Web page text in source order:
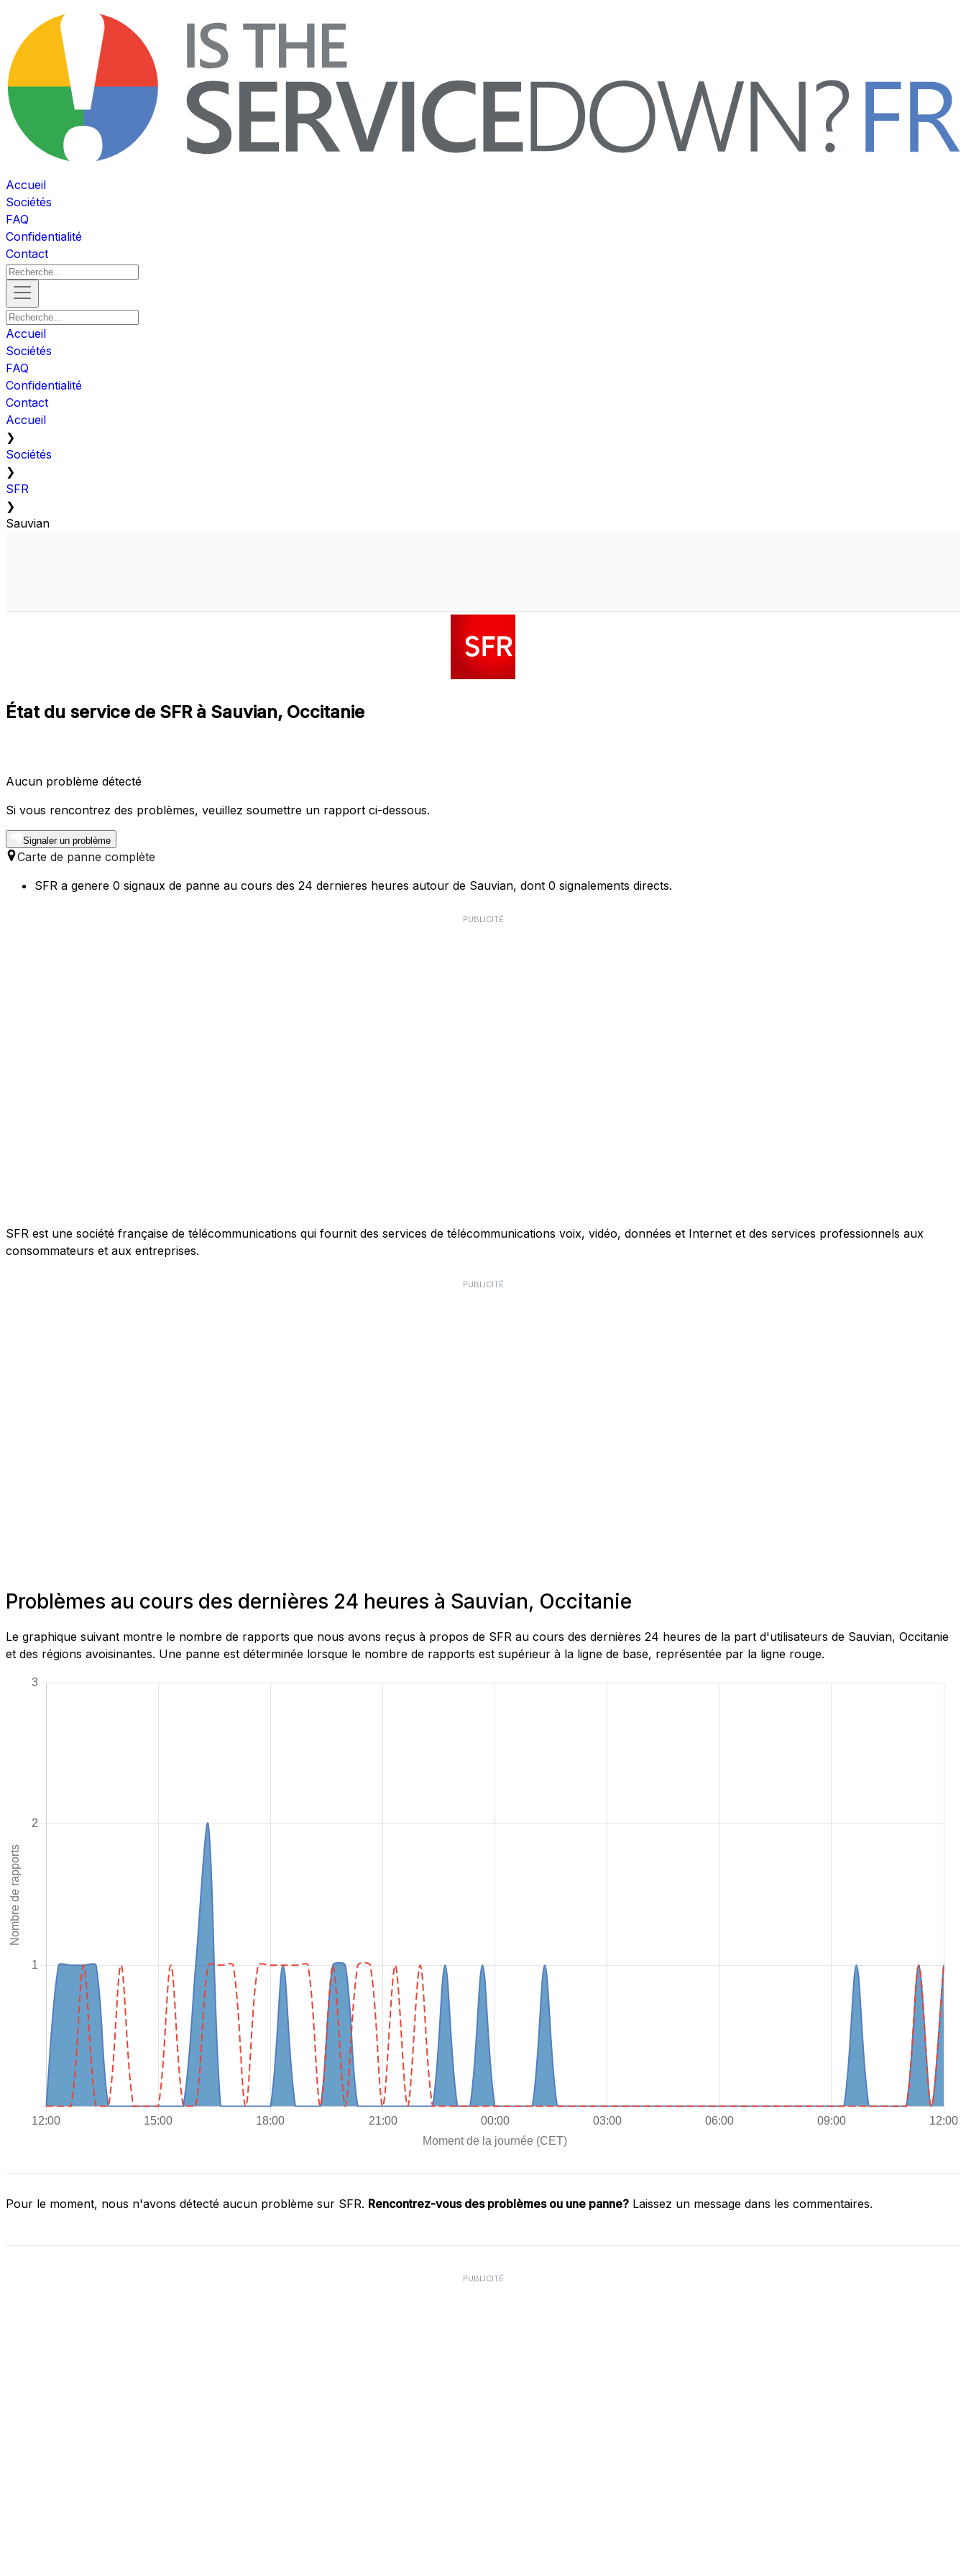
Accueil
Sociétés
FAQ
Confidentialité
Contact
Accueil
Sociétés
FAQ
Confidentialité
Contact
Accueil
❯
Sociétés
❯
SFR
❯
Sauvian
État du service de SFR à Sauvian, Occitanie
Aucun problème détecté
Si vous rencontrez des problèmes, veuillez soumettre un rapport ci-dessous.
Signaler un problème
Carte de panne complète
SFR a genere 0 signaux de panne au cours des 24 dernieres heures autour de Sauvian, dont 0 signalements directs.
PUBLICITÉ
SFR est une société française de télécommunications qui fournit des services de télécommunications voix, vidéo, données et Internet et des services professionnels aux
consommateurs et aux entreprises.
PUBLICITÉ
Problèmes au cours des dernières 24 heures à Sauvian, Occitanie
Le graphique suivant montre le nombre de rapports que nous avons reçus à propos de SFR au cours des dernières 24 heures de la part d'utilisateurs de Sauvian, Occitanie
et des régions avoisinantes. Une panne est déterminée lorsque le nombre de rapports est supérieur à la ligne de base, représentée par la ligne rouge.
Pour le moment, nous n'avons détecté aucun problème sur SFR. Rencontrez-vous des problèmes ou une panne? Laissez un message dans les commentaires.
PUBLICITÉ